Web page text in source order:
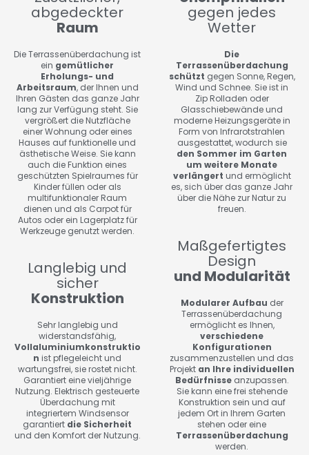
abgedeckter
Raum
Die Terrassenüberdachung ist
ein gemütlicher
Erholungs- und
Arbeitsraum, der Ihnen und
Ihren Gästen das ganze Jahr
lang zur Verfügung steht. Sie
vergrößert die Nutzfläche
einer Wohnung oder eines
Hauses auf funktionelle und
ästhetische Weise. Sie kann
auch die Funktion eines
geschützten Spielraumes für
Kinder füllen oder als
multifunktionaler Raum
dienen und als Carpot für
Autos oder ein Lagerplatz für
Werkzeuge genutzt werden.
Langlebig und
sicher
Konstruktion
Sehr langlebig und
widerstandsfähig,
Vollaluminiumkonstruktio
n ist pflegeleicht und
wartungsfrei, sie rostet nicht.
Garantiert eine vieljährige
Nutzung. Elektrisch gesteuerte
Überdachung mit
integriertem Windsensor
garantiert die Sicherheit
und den Komfort der Nutzung.
gegen jedes
Wetter
Die
Terrassenüberdachung
schützt gegen Sonne, Regen,
Wind und Schnee. Sie ist in
Zip Rolladen oder
Glasschiebewände und
moderne Heizungsgeräte in
Form von Infrarotstrahlen
ausgestattet, wodurch sie
den Sommer im Garten
um weitere Monate
verlängert und ermöglicht
es, sich über das ganze Jahr
über die Nähe zur Natur zu
freuen.
Maßgefertigtes
Design
und Modularität
Modularer Aufbau der
Terrassenüberdachung
ermöglicht es Ihnen,
verschiedene
Konfigurationen
zusammenzustellen und das
Projekt an Ihre individuellen
Bedürfnisse anzupassen.
Sie kann eine frei stehende
Konstruktion sein und auf
jedem Ort in Ihrem Garten
stehen oder eine
Terrassenüberdachung
werden.